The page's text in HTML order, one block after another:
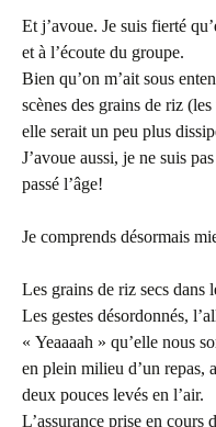
Et j’avoue. Je suis fierté
et à l’écoute du groupe.
Bien qu’on m’ait sous
scènes des grains de riz
elle serait un peu plus
J’avoue aussi, je ne suis
passé l’âge!
Je comprends désormais
Les grains de riz secs dans
Les gestes désordonnés,
« Yeaaaah » qu’elle nous
en plein milieu d’un repas,
deux pouces levés en l’air.
L’assurance prise en cours